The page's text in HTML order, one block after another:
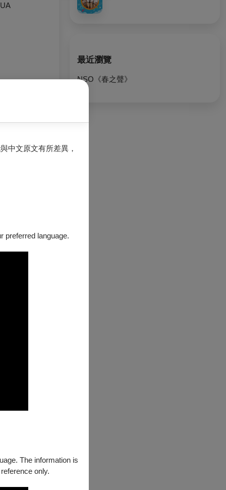
中文原文有所差異，
preferred language.
The information is
only.
最近瀏覽
NSO《春之聲》